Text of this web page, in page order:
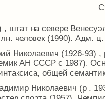
, штат на севере
человек (1990). Адм.
Николаевич (1926-93) ,
АН СССР с 1987).
общей
Николаевич (р .